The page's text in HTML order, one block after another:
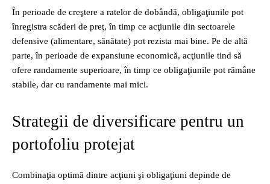
În perioade de creştere a ratelor de dobândă, obligaţiunile pot
înregistra scăderi de preţ, în timp ce acţiunile din sectoarele
defensive (alimentare, sănătate) pot rezista mai bine. Pe de altă
parte, în perioade de expansiune economică, acţiunile tind să
ofere randamente superioare, în timp ce obligaţiunile pot rămâne
stabile, dar cu randamente mai mici.
Strategii de diversificare pentru un
portofoliu protejat
Combinaţia optimă dintre acţiuni şi obligaţiuni depinde de